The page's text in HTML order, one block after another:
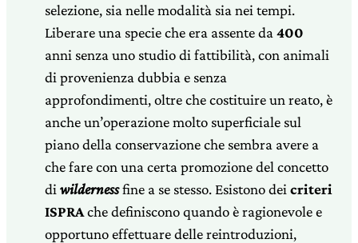
selezione, sia nelle modalità sia nei tempi.
Liberare una specie che era assente da 400
anni senza uno studio di fattibilità, con animali
di provenienza dubbia e senza
approfondimenti, oltre che costituire un reato, è
anche un’operazione molto superficiale sul
piano della conservazione che sembra avere a
che fare con una certa promozione del concetto
di wildernessfine a se stesso. Esistono dei criteri
ISPRAche definiscono quando è ragionevole e
opportuno effettuare delle reintroduzioni,